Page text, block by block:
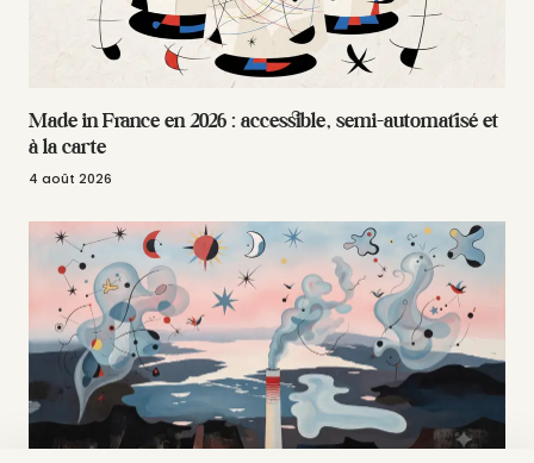
Made in France en 2026 : accessible, semi-automatisé et
à la carte
4 août 2026